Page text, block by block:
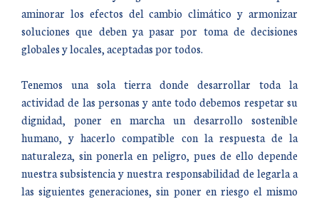
aminorar los efectos del cambio climático y armonizar
soluciones que deben ya pasar por toma de decisiones
globales y locales, aceptadas por todos.
Tenemos una sola tierra donde desarrollar toda la
actividad de las personas y ante todo debemos respetar su
dignidad, poner en marcha un desarrollo sostenible
humano, y hacerlo compatible con la respuesta de la
naturaleza, sin ponerla en peligro, pues de ello depende
nuestra subsistencia y nuestra responsabilidad de legarla a
las siguientes generaciones, sin poner en riesgo el mismo